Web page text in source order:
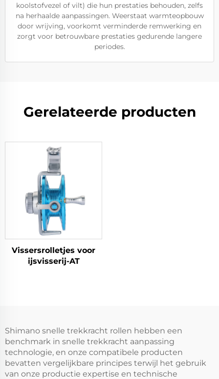
koolstofvezel of vilt) die hun prestaties behouden, zelfs
na herhaalde aanpassingen. Weerstaat warmteopbouw
door wrijving, voorkomt verminderde remwerking en
zorgt voor betrouwbare prestaties gedurende langere
periodes.
Gerelateerde producten
Vissersrolletjes voor
ijsvisserij-AT
Shimano snelle trekkracht rollen hebben een
benchmark in snelle trekkracht aanpassing
technologie, en onze compatibele producten
bevatten vergelijkbare principes terwijl het gebruik
van onze productie expertise en technische